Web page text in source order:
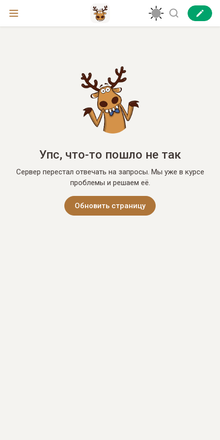
Упс, что-то пошло не так
Сервер перестал отвечать на запросы. Мы уже в курсе
проблемы и решаем её.
Обновить страницу